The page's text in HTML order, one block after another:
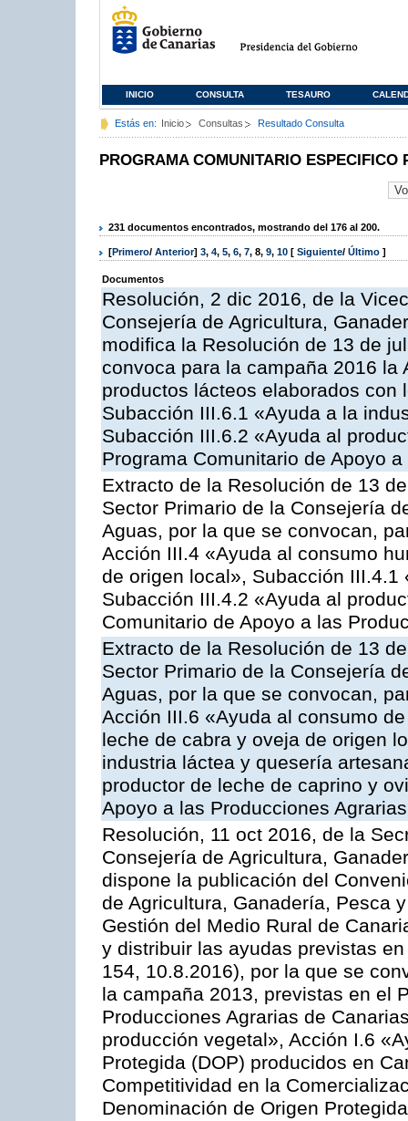
INICIO CONSULTA TESAURO
Estás en: Inicio Consultas Resultado Consulta
PROGRAMA COMUNITARIO ESPECIFICO
231 documentos encontrados, mostrando del 176 al 200.
[Primero/ Anterior] 3, 4, 5, 6, 7, 8, 9, 10 [ Siguiente/ Último ]
Documentos
Resolución, 2 dic 2016, de la
Consejería de Agricultura,
modifica la Resolución de 13 de
convoca para la campaña 2016
productos lácteos elaborados
Subacción III.6.1 «Ayuda a la
Subacción III.6.2 «Ayuda al
Programa Comunitario de Apoyo
Extracto de la Resolución de 13
Sector Primario de la Consejería
Aguas, por la que se convocan,
Acción III.4 «Ayuda al consumo
de origen local», Subacción
Subacción III.4.2 «Ayuda al
Comunitario de Apoyo a las
Extracto de la Resolución de 13
Sector Primario de la Consejería
Aguas, por la que se convocan,
Acción III.6 «Ayuda al consumo
leche de cabra y oveja de origen
industria láctea y quesería
productor de leche de caprino y
Apoyo a las Producciones
Resolución, 11 oct 2016, de la
Consejería de Agricultura,
dispone la publicación del
de Agricultura, Ganadería, Pesca
Gestión del Medio Rural de
y distribuir las ayudas previstas
154, 10.8.2016), por la que se
la campaña 2013, previstas en el
Producciones Agrarias de
producción vegetal», Acción I.6
Protegida (DOP) producidos en
Competitividad en la
Denominación de Origen